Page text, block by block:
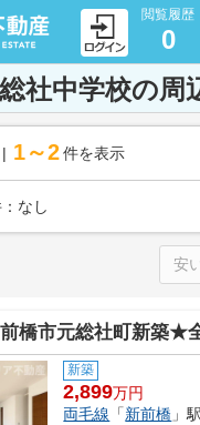
閲覧履歴
0
社中学校の周
1～2 件を表示
なし
前橋市元総社町新築★全
新築
2,899万円
両毛線 「新前橋 」